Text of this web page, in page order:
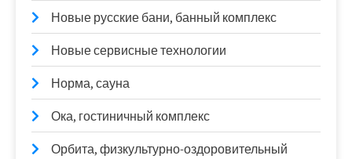
Новые русские бани, банный комплекс
Новые сервисные технологии
Норма, сауна
Ока, гостиничный комплекс
Орбита, физкультурно-оздоровительный